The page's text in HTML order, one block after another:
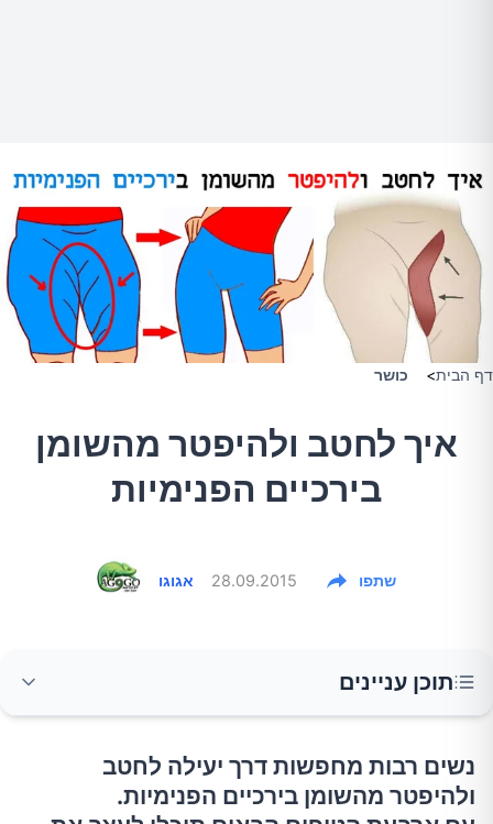
דף הבית> כושר
איך לחטב ולהיפטר מהשומן
בירכיים הפנימיות
אגוגו 28.09.2015 שתפו
תוכן עניינים
טיפ מספר 2: עשו אימוני כוח מחזוריים לכל
הגוף להגברת חילוף החומרים
נשים רבות מחפשות דרך יעילה לחטב
ולהיפטר מהשומן בירכיים הפנימיות.